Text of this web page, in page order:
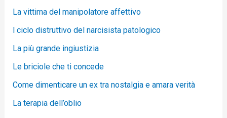
La vittima del manipolatore affettivo
l ciclo distruttivo del narcisista patologico
La più grande ingiustizia
Le briciole che ti concede
Come dimenticare un ex tra nostalgia e amara verità
La terapia dell’oblio